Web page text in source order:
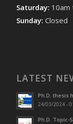
Saturday: 10am
Sunday: Closed
LATEST
Ph.D. thesis
24/03/2024 -
Ph.D. Topic-